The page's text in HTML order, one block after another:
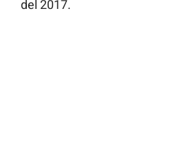
del 2017.